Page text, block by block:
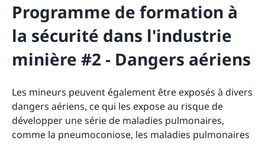
Programme de formation à
la sécurité dans l'industrie
minière #2 - Dangers aériens
Les mineurs peuvent également être exposés à divers
dangers aériens, ce qui les expose au risque de
développer une série de maladies pulmonaires,
comme la pneumoconiose, les maladies pulmonaires